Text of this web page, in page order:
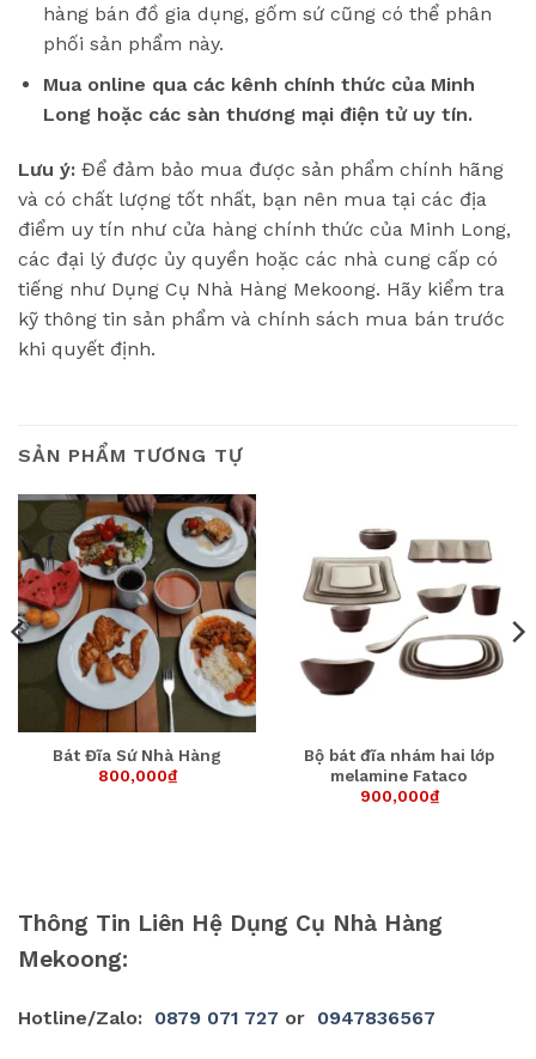
hàng bán đồ gia dụng, gốm sứ cũng có thể phân
phối sản phẩm này.
Mua online qua các kênh chính thức của Minh
Long hoặc các sàn thương mại điện tử uy tín.
Lưu ý: Để đảm bảo mua được sản phẩm chính hãng
và có chất lượng tốt nhất, bạn nên mua tại các địa
điểm uy tín như cửa hàng chính thức của Minh Long,
các đại lý được ủy quyền hoặc các nhà cung cấp có
tiếng như Dụng Cụ Nhà Hàng Mekoong. Hãy kiểm tra
kỹ thông tin sản phẩm và chính sách mua bán trước
khi quyết định.
SẢN PHẨM TƯƠNG TỰ
Bát Đĩa Sứ Nhà Hàng
800,000₫
Bộ bát đĩa nhám hai lớp
melamine Fataco
900,000₫
Thông Tin Liên Hệ Dụng Cụ Nhà Hàng
Mekoong:
Hotline/Zalo: 0879 071 727 or 0947836567